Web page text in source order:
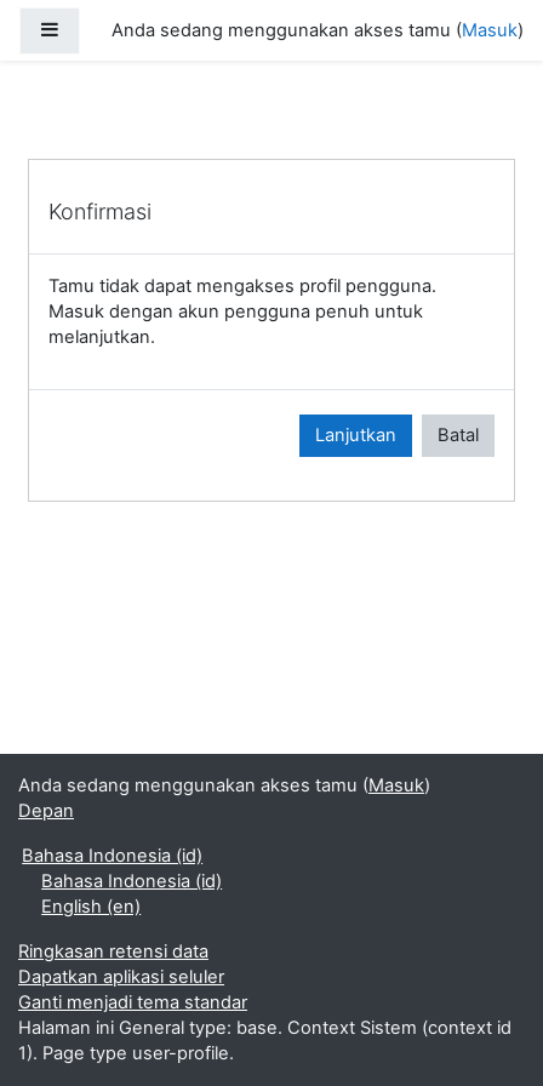
Panel samping
Anda sedang menggunakan akses tamu (Masuk)
Konfirmasi
Tamu tidak dapat mengakses profil pengguna.
Masuk dengan akun pengguna penuh untuk
melanjutkan.
Lanjutkan Batal
Anda sedang menggunakan akses tamu (Masuk)
Depan
Bahasa Indonesia ‎(id)‎
Bahasa Indonesia ‎(id)‎
English ‎(en)‎
Ringkasan retensi data
Dapatkan aplikasi seluler
Ganti menjadi tema standar
Halaman ini General type: base. Context Sistem (context id
1). Page type user-profile.